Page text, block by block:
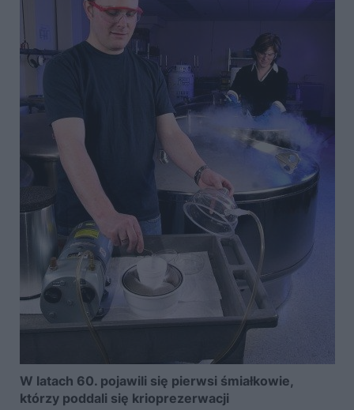
W latach 60. pojawili się pierwsi śmiałkowie,
którzy poddali się krioprezerwacji